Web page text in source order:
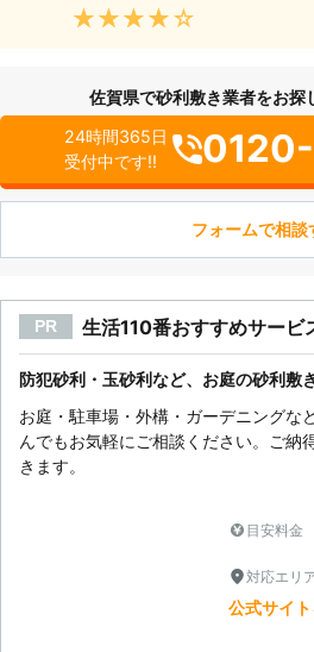
★★★★★
佐賀県で砂利敷き業者をお探
24時間365日
受付中です!!
フォームで相談
PR 生活110番おすすめサービ
防犯砂利・玉砂利など、お庭の砂利敷
お庭・駐車場・外構・ガーデニングな
んでもお気軽にご相談ください。ご納
きます。
目安料金
対応エリ
公式サイ